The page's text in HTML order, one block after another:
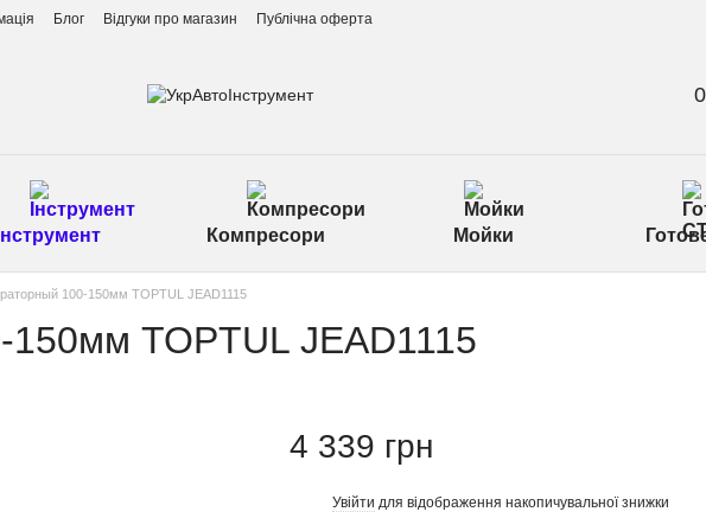
Блог Відгуки про магазин Публічна оферта
Інструмент Компресори Мойки
100-150мм TOPTUL JEAD1115
TOPTUL JEAD1115
4 339 грн
Увійти для відображення накопичувальної знижки